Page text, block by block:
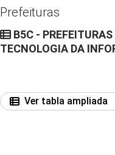
Prefeituras
B5C -
TECNOLOGIA DA
Ver tabla ampliada